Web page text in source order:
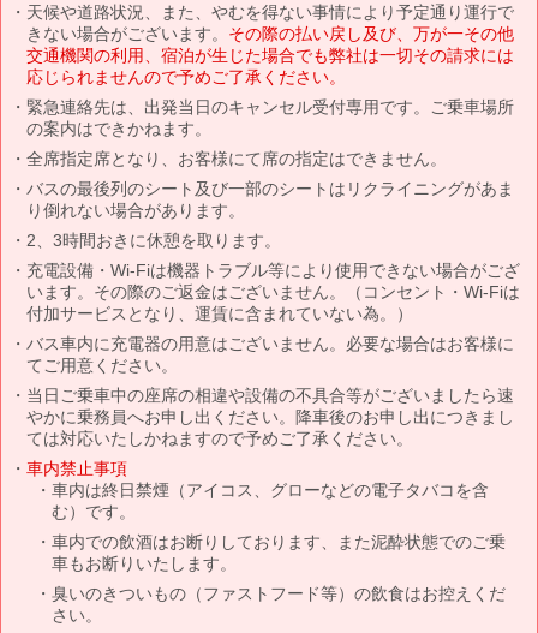
天候や道路状況、また、やむを得ない事情により予定通り運行で
きない場合がございます。 その際の払い戻し及び、万が一その他
交通機関の利用、宿泊が生じた場合でも弊社は一切その請求には
応じられませんので予めご了承ください。
緊急連絡先は、出発当日のキャンセル受付専用です。ご乗車場所
の案内はできかねます。
全席指定席となり、お客様にて席の指定はできません。
バスの最後列のシート及び一部のシートはリクライニングがあま
り倒れない場合があります。
2、3時間おきに休憩を取ります。
充電設備・Wi-Fiは機器トラブル等により使用できない場合がござ
います。その際のご返金はございません。（コンセント・Wi-Fiは
付加サービスとなり、運賃に含まれていない為。）
バス車内に充電器の用意はございません。必要な場合はお客様に
てご用意ください。
当日ご乗車中の座席の相違や設備の不具合等がございましたら速
やかに乗務員へお申し出ください。降車後のお申し出につきまし
ては対応いたしかねますので予めご了承ください。
車内禁止事項
車内は終日禁煙（アイコス、グローなどの電子タバコを含
む）です。
車内での飲酒はお断りしております、また泥酔状態でのご乗
車もお断りいたします。
臭いのきついもの（ファストフード等）の飲食はお控えくだ
さい。